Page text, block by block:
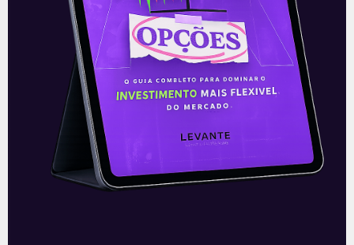
A reunião do Comitê de Política Monetária
(Copom) encerrada na quarta-feira (5)
confirmou as expectativas quase
unânimes dos investidores e reduziu a taxa
Selic em
READ MORE »
06/08/2026 Nenhum comentário